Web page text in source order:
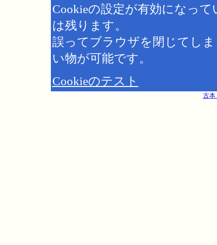
Cookieの設定が有効になっ
は残ります。
誤ってブラウザを閉じてし
い物が可能です。
Cookieのテスト
古本